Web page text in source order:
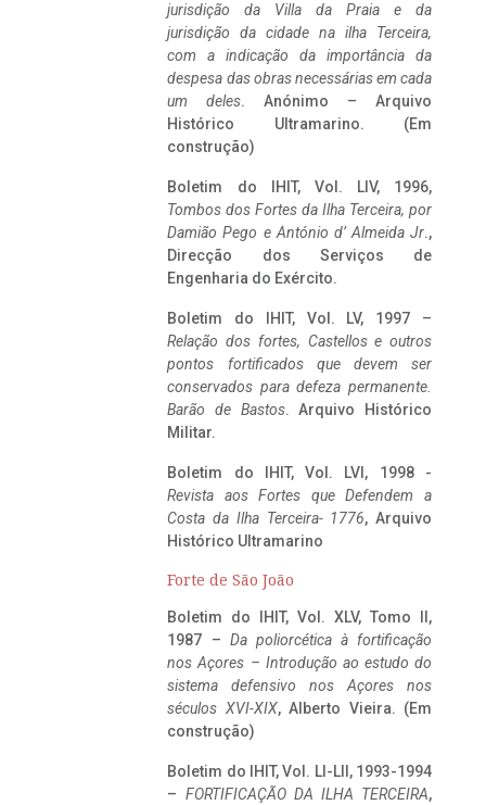
jurisdição da Villa da Praia e da
jurisdição da cidade na ilha Terceira,
com a indicação da importância da
despesa das obras necessárias em cada
um deles. Anónimo – Arquivo
Histórico Ultramarino. (Em
construção)
Boletim do IHIT, Vol. LIV, 1996,
Tombos dos Fortes da Ilha Terceira, por
Damião Pego e António d’ Almeida Jr.,
Direcção dos Serviços de
Engenharia do Exército.
Boletim do IHIT, Vol. LV, 1997 –
Relação dos fortes, Castellos e outros
pontos fortificados que devem ser
conservados para defeza permanente.
Barão de Bastos. Arquivo Histórico
Militar.
Boletim do IHIT, Vol. LVI, 1998 -
Revista aos Fortes que Defendem a
Costa da Ilha Terceira- 1776, Arquivo
Histórico Ultramarino
Forte de São João
Boletim do IHIT, Vol. XLV, Tomo II,
1987 – Da poliorcética à fortificação
nos Açores – Introdução ao estudo do
sistema defensivo nos Açores nos
séculos XVI-XIX, Alberto Vieira. (Em
construção)
Boletim do IHIT, Vol. LI-LII, 1993-1994
– FORTIFICAÇÃO DA ILHA TERCEIRA,